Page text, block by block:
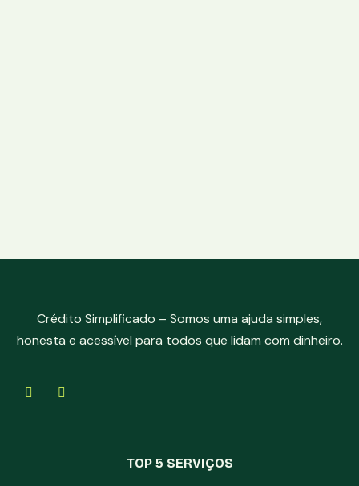
Crédito Simplificado – Somos uma ajuda simples,
honesta e acessível para todos que lidam com dinheiro.
TOP 5 SERVIÇOS